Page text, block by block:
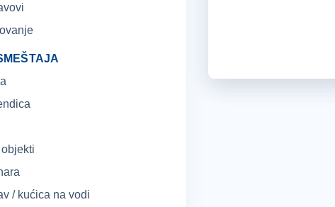
objekti
/ kućica na vodi